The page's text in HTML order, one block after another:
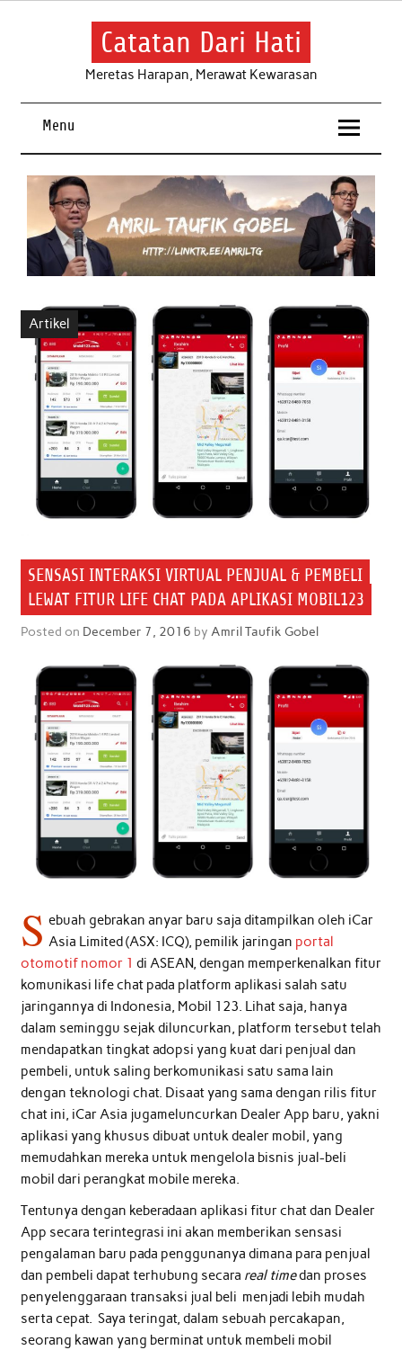
Skip
Catatan Dari Hati
Meretas Harapan, Merawat Kewarasan
Menu
Artikel
SENSASI INTERAKSI VIRTUAL PENJUAL & PEMBELI
LEWAT FITUR LIFE CHAT PADA APLIKASI MOBIL123
Posted on December 7, 2016 by Amril Taufik Gobel
S ebuah gebrakan anyar baru saja ditampilkan oleh iCar
Asia Limited (ASX: ICQ), pemilik jaringan portal
otomotif nomor 1 di ASEAN, dengan memperkenalkan fitur
komunikasi life chat pada platform aplikasi salah satu
jaringannya di Indonesia, Mobil 123. Lihat saja, hanya
dalam seminggu sejak diluncurkan, platform tersebut telah
mendapatkan tingkat adopsi yang kuat dari penjual dan
pembeli, untuk saling berkomunikasi satu sama lain
dengan teknologi chat. Disaat yang sama dengan rilis fitur
chat ini, iCar Asia jugameluncurkan Dealer App baru, yakni
aplikasi yang khusus dibuat untuk dealer mobil, yang
memudahkan mereka untuk mengelola bisnis jual-beli
mobil dari perangkat mobile mereka.
Tentunya dengan keberadaan aplikasi fitur chat dan Dealer
App secara terintegrasi ini akan memberikan sensasi
pengalaman baru pada penggunanya dimana para penjual
dan pembeli dapat terhubung secara real timedan proses
penyelenggaraan transaksi jual beli menjadi lebih mudah
serta cepat. Saya teringat, dalam sebuah percakapan,
seorang kawan yang berminat untuk membeli mobil